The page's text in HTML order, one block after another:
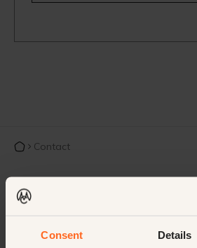
Consent Details
Contact